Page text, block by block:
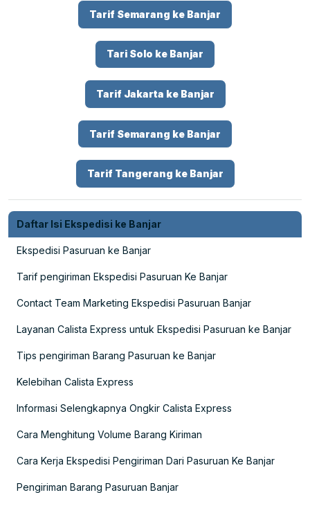
Tarif Semarang ke Banjar
Tari Solo ke Banjar
Tarif Jakarta ke Banjar
Tarif Semarang ke Banjar
Tarif Tangerang ke Banjar
Daftar Isi Ekspedisi ke Banjar
Ekspedisi Pasuruan ke Banjar
Tarif pengiriman Ekspedisi Pasuruan Ke Banjar
Contact Team Marketing Ekspedisi Pasuruan Banjar
Layanan Calista Express untuk Ekspedisi Pasuruan ke Banjar
Tips pengiriman Barang Pasuruan ke Banjar
Kelebihan Calista Express
Informasi Selengkapnya Ongkir Calista Express
Cara Menghitung Volume Barang Kiriman
Cara Kerja Ekspedisi Pengiriman Dari Pasuruan Ke Banjar
Pengiriman Barang Pasuruan Banjar